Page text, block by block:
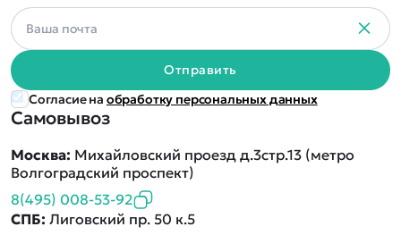
Самовывоз
Москва: Михайловский проезд д.3стр.13 (метро
Волгоградский проспект)
8(495) 008-53-92
СПБ: Лиговский пр. 50 к.5
Отправить
Согласие на обработку персональных данных